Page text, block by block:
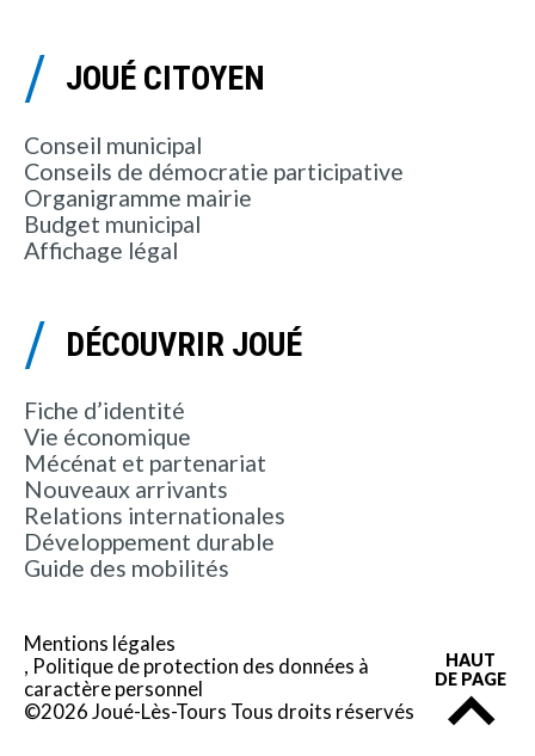
JOUÉ CITOYEN
Conseil municipal
Conseils de démocratie participative
Organigramme mairie
Budget municipal
Affichage légal
DÉCOUVRIR JOUÉ
Fiche d’identité
Vie économique
Mécénat et partenariat
Nouveaux arrivants
Relations internationales
Développement durable
Guide des mobilités
Mentions légales
Politique de protection des données à
caractère personnel
©2026 Joué-Lès-Tours Tous droits réservés
HAUT
DE PAGE